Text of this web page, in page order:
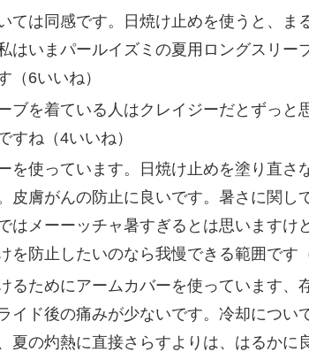
ては同感です。日焼け止めを使うと、ま
はいまパールイズミの夏用ロングスリー
（6いいね）
ブを着ている人はクレイジーだとずっと
すね（4いいね）
を使っています。日焼け止めを塗り直さ
皮膚がんの防止に良いです。暑さに関し
はメーーッチャ暑すぎるとは思いますけ
を防止したいのなら我慢できる範囲です
るためにアームカバーを使っています、
イド後の痛みが少ないです。冷却につい
夏の灼熱に直接さらすよりは、はるかに